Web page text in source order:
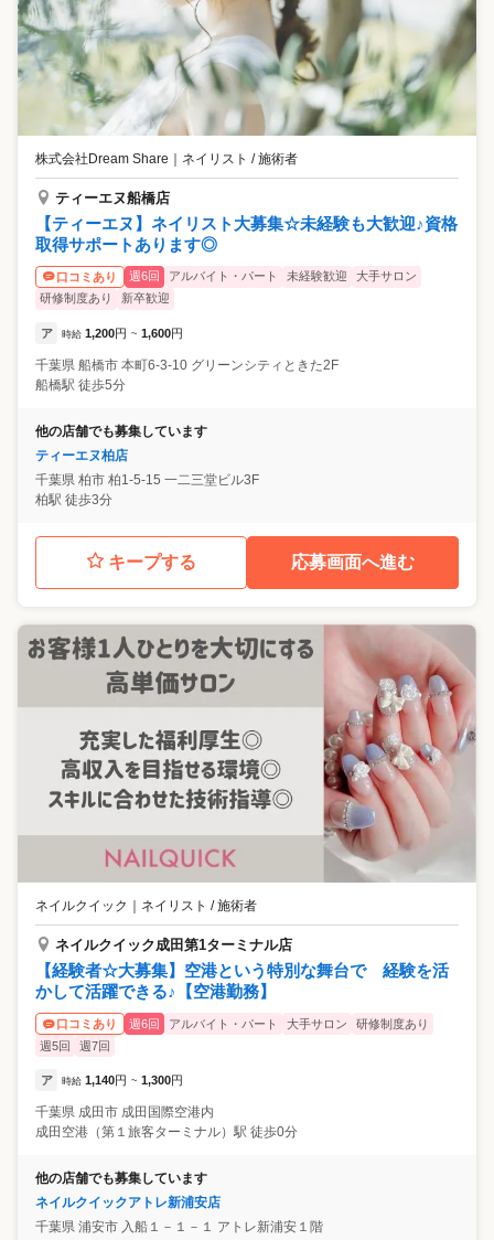
株式会社Dream Share ｜ ネイリスト / 施術者
ティーエヌ船橋店
【ティーエヌ】ネイリスト大募集☆未経験も大歓迎♪資格
取得サポートあります◎
口コミあり 週6回 アルバイト・パート 未経験歓迎
大手サロン
研修制度あり
新卒歓迎
ア 時給 1,200円 ~ 1,600円
千葉県 船橋市 本町6-3-10 グリーンシティときた2F
船橋駅 徒歩5分
他の店舗でも募集しています
ティーエヌ柏店
千葉県 柏市 柏1-5-15 一二三堂ビル3F
柏駅 徒歩3分
キープする 応募画面へ進む
ネイルクイック ネイリスト / 施術者
ネイルクイック成田第1ターミナル店
【経験者☆大募集】空港という特別な舞台で 経験を活
かして活躍できる♪【空港勤務】
口コミあり 週6回 アルバイト・パート 大手サロン
研修制度あり
週5回
週7回
ア 時給 1,140円 ~ 1,300円
千葉県 成田市 成田国際空港内
成田空港（第１旅客ターミナル）駅 徒歩0分
他の店舗でも募集しています
ネイルクイックアトレ新浦安店
千葉県 浦安市 入船１－１－１ アトレ新浦安１階